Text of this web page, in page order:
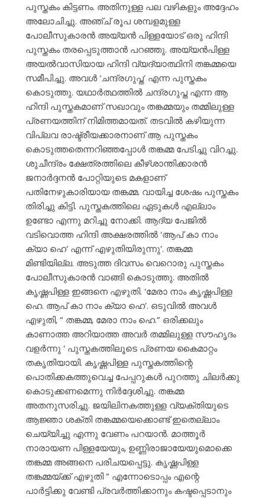
പുസ്തകം കിട്ടണം. അതിനുള്ള പല വഴികളും അദ്ദേഹം
അലോചിച്ചു. അഞ്ച് രൂപ ശമ്പളമുള്ള
പോലീസുകാരൻ അയ്യൻ പിള്ളയോട് ഒരു ഹിന്ദി
പുസ്തകം തരപ്പെടുത്താൻ പറഞ്ഞു. അയ്യൻപിള്ള
അയൽവാസിയായ ഹിന്ദി വ്യദ്യാത്ഥിനി തങ്കമ്മയെ
സമീപിച്ചു. അവൾ ‘ചന്ദ്രഗുപ്ത’ എന്ന പുസ്തകം
കൊടുത്തു. യഥാർത്ഥത്തിൽ ചന്ദ്രഗുപ്ത എന്ന ആ
ഹിന്ദി പുസ്തകമാണ് സഖാവും തങ്കമ്മയും തമ്മിലുള്ള
പ്രണയത്തിന് നിമിത്തമായത്. തടവിൽ കഴിയുന്ന
വിപ്ലവ രാഷ്ട്രീയക്കാരനാണ് ആ പുസ്തകം
കൊടുത്തതെന്നറിഞ്ഞപ്പോൾ തങ്കമ്മ പേടിച്ചു വിറച്ചു.
ശുചീന്ദ്രം ക്ഷേത്രത്തിലെ കീഴ്ശാന്തിക്കാരൻ
ജനാർദ്ദനൻ പോറ്റിയുടെ മകളാണ്
പതിനേഴുകാരിയായ തങ്കമ്മ. വായിച്ച ശേഷം പുസ്തകം
തിരിച്ചു കിട്ടി. പുസ്തകത്തിലെ ഏടുകൾ എല്ലാം
ഉണ്ടോ എന്നു മറിച്ചു നോക്കി. ആദ്യ പേജിൽ
വടിവൊത്ത ഹിന്ദി അക്ഷരത്തിൽ ‘ആപ് കാ നാം
ക്യാ ഹെ’ എന്ന് എഴുതിയിരുന്നു’. തങ്കമ്മ
മിണ്ടിയില്ല. അടുത്ത ദിവസം വെറൊരു പുസ്തകം
പോലീസുകാരൻ വാങ്ങി കൊടുത്തു. അതിൽ
കൃഷ്ണപിള്ള ഇങ്ങനെ എഴുതി. ‘മേരാ നാം കൃഷ്ണപിള്ള
ഹെ. ആപ് കാ നാം ക്യാ ഹെ’. ഒടുവിൽ അവൾ
എഴുതി, “ തങ്കമ്മ, മേരാ നാം ഹെ.” ഒരിക്കലും
കാണാത്ത അറിയാത്ത അവർ തമ്മിലുള്ള സൗഹൃദം
വളർന്നു ‘ പുസ്തകത്തിലൂടെ പ്രണയ കൈമാറ്റം
തകൃതിയായി. കൃഷ്ണപിള്ള പുസ്തകത്തിന്റെ
പൊതിക്കകത്തുവെച്ച പേപ്പറുകൾ പുറത്തു ചിലർക്കു
കൊടുക്കണമെന്നു നിർദ്ദേശിച്ചു. തങ്കമ്മ
അതനുസരിച്ചു. ജയിലിനകത്തുള്ള വ്യക്തിയുടെ
ആജ്ഞാ ശക്തി തങ്കമ്മയെക്കൊണ്ട് ഇതെല്ലാം
ചെയ്യിച്ചു എന്നു വേണം പറയാൻ. മാത്തൂർ
നാരായണ പിള്ളയേയും, ഉണ്ണിരാജായേയുമൊക്കെ
തങ്കമ്മ അങ്ങനെ പരിചയപ്പെട്ടു. കൃഷ്ണപിള്ള
തങ്കമ്മയ്ക്ക് എഴുതി ” എന്നോടൊപ്പം എന്റെ
പാർട്ടിക്കു വേണ്ടി പ്രവർത്തിക്കാനും കഷ്ടപ്പെടാനും